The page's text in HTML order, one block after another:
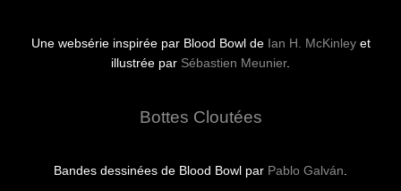
Une websérie inspirée par Blood Bowl de Ian H. McKinleyet
illustrée par Sébastien Meunier.
Bottes Cloutées
Bandes dessinées de Blood Bowl par Pablo Galván.